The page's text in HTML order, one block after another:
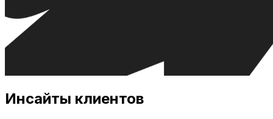
Инсайты клиентов